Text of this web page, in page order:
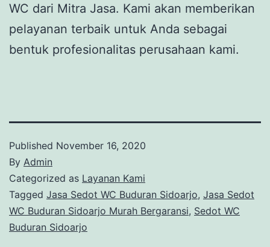
WC dari Mitra Jasa. Kami akan memberikan
pelayanan terbaik untuk Anda sebagai
bentuk profesionalitas perusahaan kami.
Published November 16, 2020
By Admin
Categorized as Layanan Kami
Tagged Jasa Sedot WC Buduran Sidoarjo, Jasa Sedot
WC Buduran Sidoarjo Murah Bergaransi, Sedot WC
Buduran Sidoarjo